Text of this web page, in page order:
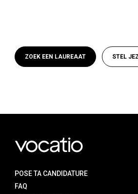
ARTS PLASTIQUES
ZOEK EEN LAUREAAT STEL
POSE TA CANDIDATURE
FAQ